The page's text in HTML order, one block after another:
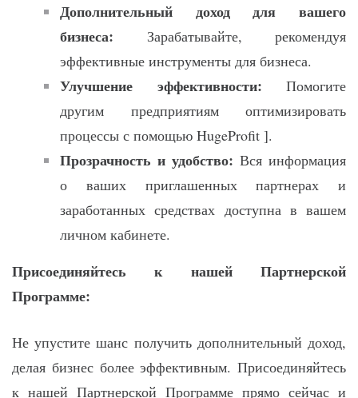
Дополнительный доход для вашего
бизнеса: Зарабатывайте, рекомендуя
эффективные инструменты для бизнеса.
Улучшение эффективности: Помогите
другим предприятиям оптимизировать
процессы с помощью HugeProfit ].
Прозрачность и удобство: Вся информация
о ваших приглашенных партнерах и
заработанных средствах доступна в вашем
личном кабинете.
Присоединяйтесь к нашей Партнерской
Программе:
Не упустите шанс получить дополнительный доход,
делая бизнес более эффективным. Присоединяйтесь
к нашей Партнерской Программе прямо сейчас и